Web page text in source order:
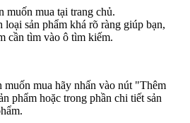
muốn mua tại trang chủ.
sản phẩm khá rõ ràng giúp bạn,
cần tìm vào ô tìm kiếm.
muốn mua hãy nhấn vào nút "Thêm
phẩm hoặc trong phần chi tiết sản